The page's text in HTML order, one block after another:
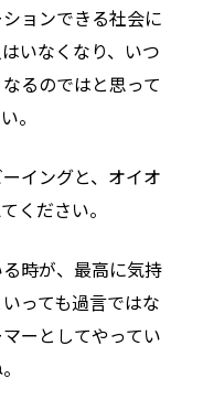
ョンできる社会に
いなくなり、いつ
るのではと思って
。
イングと、オイオ
ください。
時が、最高に気持
っても過言ではな
ーとしてやってい